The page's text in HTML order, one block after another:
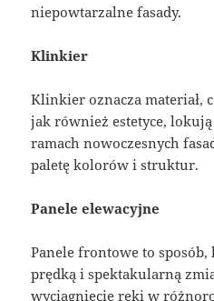
niepowtarzalne fasady.
Klinkier
Klinkier oznacza materiał,
jak również estetyce,
ramach nowoczesnych
paletę kolorów i struktur.
Panele elewacyjne
Panele frontowe to sposób,
prędką i spektakularną
wyciągnięcie ręki w